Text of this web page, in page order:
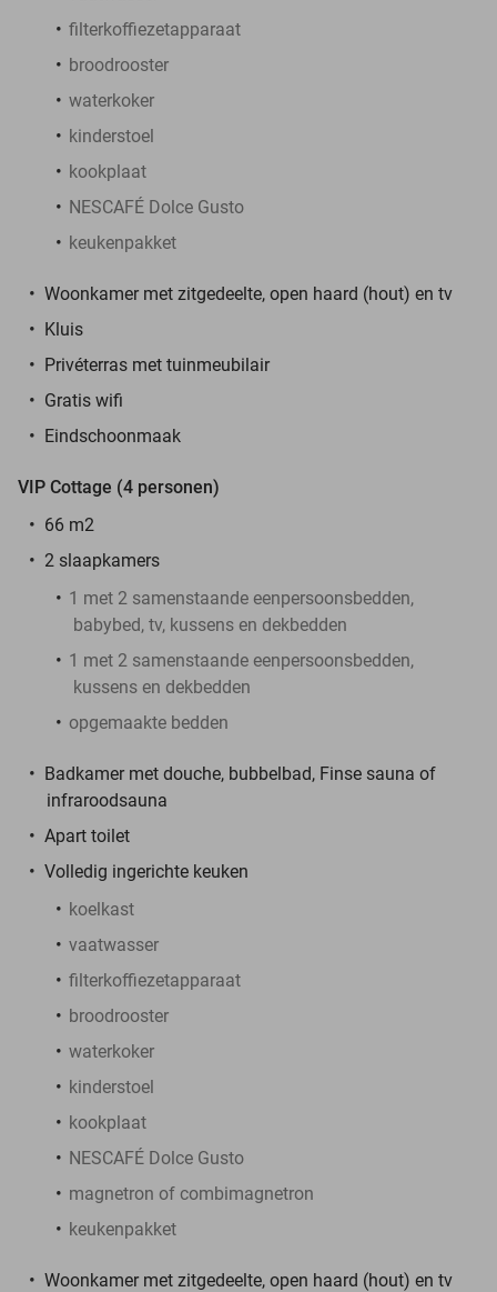
filterkoffiezetapparaat
broodrooster
waterkoker
kinderstoel
kookplaat
NESCAFÉ Dolce Gusto
keukenpakket
Woonkamer met zitgedeelte, open haard (hout) en tv
Kluis
Privéterras met tuinmeubilair
Gratis wifi
Eindschoonmaak
VIP Cottage (4 personen)
66 m2
2 slaapkamers
1 met 2 samenstaande eenpersoonsbedden,
babybed, tv, kussens en dekbedden
1 met 2 samenstaande eenpersoonsbedden,
kussens en dekbedden
opgemaakte bedden
Badkamer met douche, bubbelbad, Finse sauna of
infraroodsauna
Apart toilet
Volledig ingerichte keuken
koelkast
vaatwasser
filterkoffiezetapparaat
broodrooster
waterkoker
kinderstoel
kookplaat
NESCAFÉ Dolce Gusto
magnetron of combimagnetron
keukenpakket
Woonkamer met zitgedeelte, open haard (hout) en tv